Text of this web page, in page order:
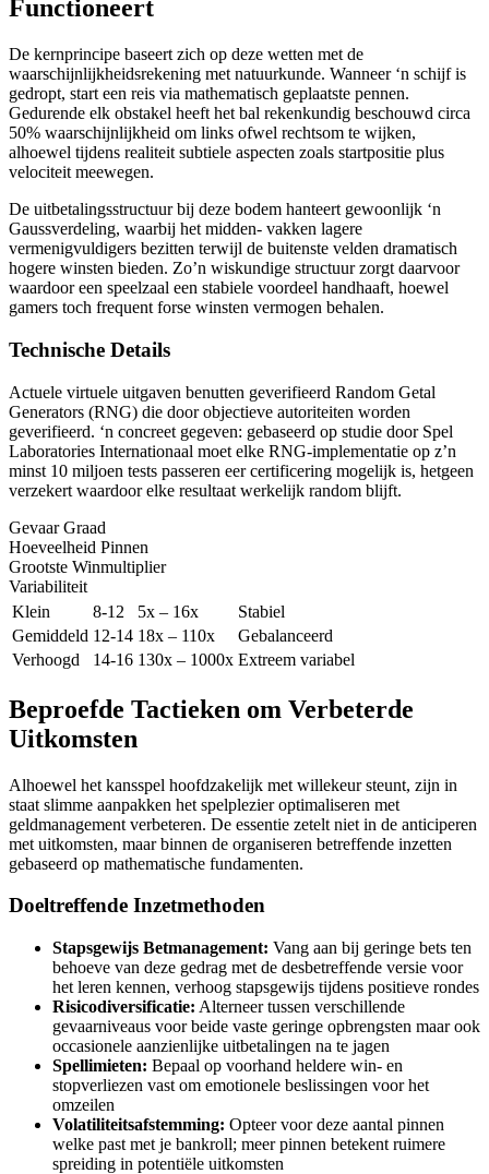
Functioneert
De kernprincipe baseert zich op deze wetten met de
waarschijnlijkheidsrekening met natuurkunde. Wanneer ‘n schijf is
gedropt, start een reis via mathematisch geplaatste pennen.
Gedurende elk obstakel heeft het bal rekenkundig beschouwd circa
50% waarschijnlijkheid om links ofwel rechtsom te wijken,
alhoewel tijdens realiteit subtiele aspecten zoals startpositie plus
velociteit meewegen.
De uitbetalingsstructuur bij deze bodem hanteert gewoonlijk ‘n
Gaussverdeling, waarbij het midden- vakken lagere
vermenigvuldigers bezitten terwijl de buitenste velden dramatisch
hogere winsten bieden. Zo’n wiskundige structuur zorgt daarvoor
waardoor een speelzaal een stabiele voordeel handhaaft, hoewel
gamers toch frequent forse winsten vermogen behalen.
Technische Details
Actuele virtuele uitgaven benutten geverifieerd Random Getal
Generators (RNG) die door objectieve autoriteiten worden
geverifieerd. ‘n concreet gegeven: gebaseerd op studie door Spel
Laboratories Internationaal moet elke RNG-implementatie op z’n
minst 10 miljoen tests passeren eer certificering mogelijk is, hetgeen
verzekert waardoor elke resultaat werkelijk random blijft.
Gevaar Graad
Hoeveelheid Pinnen
Grootste Winmultiplier
Variabiliteit
Klein
8-12 5x – 16x
Stabiel
Gemiddeld 12-14 18x – 110x
Gebalanceerd
Verhoogd
14-16 130x – 1000x Extreem variabel
Beproefde Tactieken om Verbeterde
Uitkomsten
Alhoewel het kansspel hoofdzakelijk met willekeur steunt, zijn in
staat slimme aanpakken het spelplezier optimaliseren met
geldmanagement verbeteren. De essentie zetelt niet in de anticiperen
met uitkomsten, maar binnen de organiseren betreffende inzetten
gebaseerd op mathematische fundamenten.
Doeltreffende Inzetmethoden
Stapsgewijs Betmanagement: Vang aan bij geringe bets ten
behoeve van deze gedrag met de desbetreffende versie voor
het leren kennen, verhoog stapsgewijs tijdens positieve rondes
Risicodiversificatie: Alterneer tussen verschillende
gevaarniveaus voor beide vaste geringe opbrengsten maar ook
occasionele aanzienlijke uitbetalingen na te jagen
Spellimieten: Bepaal op voorhand heldere win- en
stopverliezen vast om emotionele beslissingen voor het
omzeilen
Volatiliteitsafstemming: Opteer voor deze aantal pinnen
welke past met je bankroll; meer pinnen betekent ruimere
spreiding in potentiële uitkomsten